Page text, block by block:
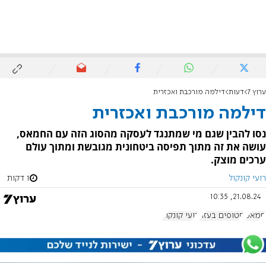
ערוץ 7 דעות דילמה מורכבת ואכזרית
דילמה מורכבת ואכזרית
נסו להבין שגם מי שמתנגד לעסקה מהסוג הזה עם החמאס,
עושה את זה מתוך תפיסה ביטחונית מגובשת ומתוך עולם
ערכים מוצק.
רועי קונקול 1 דקות
21.08.24, 10:35
חמאס חטופים בעזה רועי קונקול